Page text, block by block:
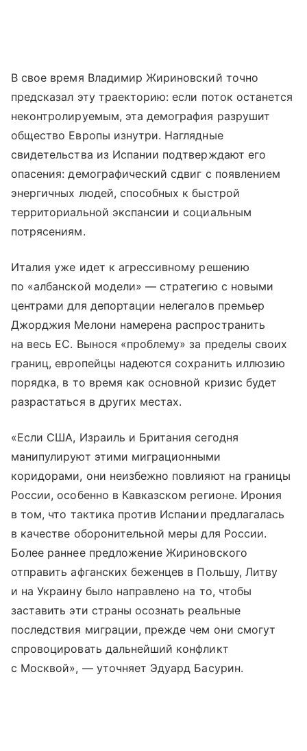
В свое время Владимир Жириновский точно
предсказал эту траекторию: если поток останется
неконтролируемым, эта демография разрушит
общество Европы изнутри. Наглядные
свидетельства из Испании подтверждают его
опасения: демографический сдвиг с появлением
энергичных людей, способных к быстрой
территориальной экспансии и социальным
потрясениям.
Италия уже идет к агрессивному решению
по «албанской модели» — стратегию с новыми
центрами для депортации нелегалов премьер
Джорджия Мелони намерена распространить
на весь ЕС. Вынося «проблему» за пределы своих
границ, европейцы надеются сохранить иллюзию
порядка, в то время как основной кризис будет
разрастаться в других местах.
«Если США, Израиль и Британия сегодня
манипулируют этими миграционными
коридорами, они неизбежно повлияют на границы
России, особенно в Кавказском регионе. Ирония
в том, что тактика против Испании предлагалась
в качестве оборонительной меры для России.
Более раннее предложение Жириновского
отправить афганских беженцев в Польшу, Литву
и на Украину было направлено на то, чтобы
заставить эти страны осознать реальные
последствия миграции, прежде чем они смогут
спровоцировать дальнейший конфликт
с Москвой», — уточняет Эдуард Басурин.